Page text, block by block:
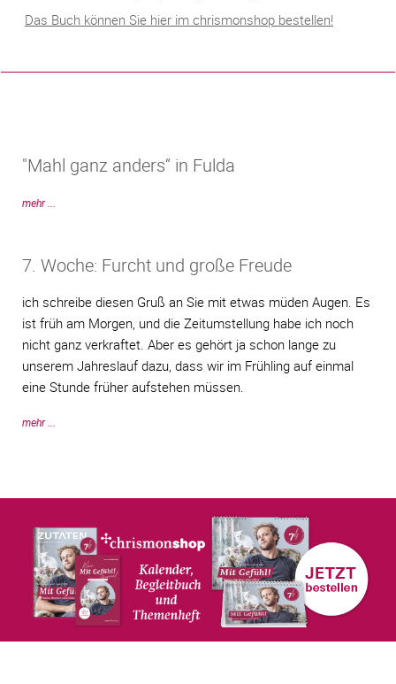
Das Buch können Sie hier im chrismonshop bestellen!
"Mahl ganz anders“ in Fulda
mehr ...
7. Woche: Furcht und große Freude
ich schreibe diesen Gruß an Sie mit etwas müden Augen. Es
ist früh am Morgen, und die Zeitumstellung habe ich noch
nicht ganz verkraftet. Aber es gehört ja schon lange zu
unserem Jahreslauf dazu, dass wir im Frühling auf einmal
eine Stunde früher aufstehen müssen.
mehr ...